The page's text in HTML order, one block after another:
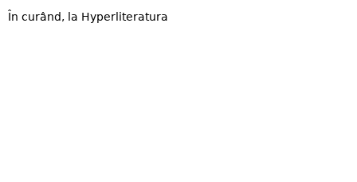
În curând, la Hyperliteratura